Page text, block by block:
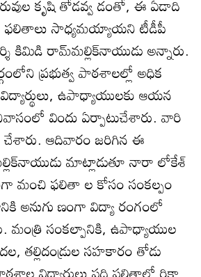
కృషి తోడవ్వ డంతో, ఈ ఏడాది
ఫలితాలు సాధ్యమయ్యాయని టీడీపీ
కిమిడి రామ్‌మల్లిక్‌నాయుడు అన్నారు.
ప్రభుత్వ పాఠశాలల్లో అధిక
ఉపాధ్యాయులకు ఆయన
విందు ఏర్పాటుచేశారు. వారి
ఆదివారం జరిగిన ఈ
మాట్లాడుతూ నారా లోకేశ్‌
మంచి ఫలితా ల కోసం సంకల్పం
అనుగు ణంగా విద్యా రంగంలో
మంత్రి సంకల్పానికి, ఉపాధ్యాయుల
తల్లిదండ్రుల సహకారం తోడు